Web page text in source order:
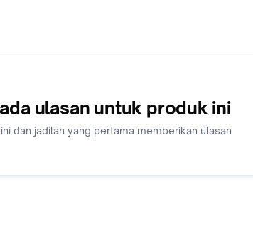
ulasan untuk produk ini
dan jadilah yang pertama memberikan ulasan